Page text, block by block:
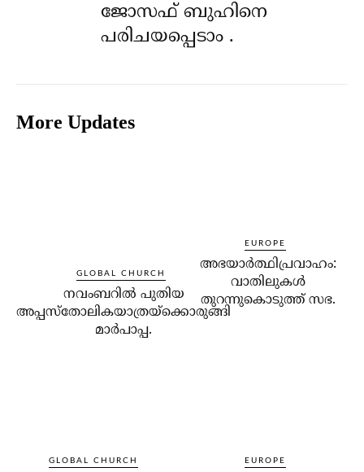
ജോസഫ് ബുഹിനെ
പരിചയപ്പെടാം .
More Updates
GLOBAL CHURCH
നവംബറില്‍ പുതിയ
അപ്പസ്‌തോലികയാത്രയ്‌ക്കൊരുങ്ങി
മാര്‍പാപ്പ.
EUROPE
അഭയാര്‍ത്ഥിപ്രവാഹം:
വാതിലുകള്‍
തുറന്നുകൊടുത്ത് സഭ.
GLOBAL CHURCH EUROPE